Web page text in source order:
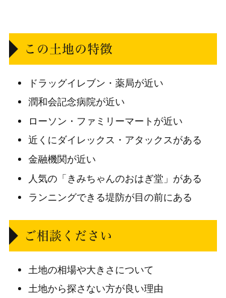
この土地の特徴
ドラッグイレブン・薬局が近い
潤和会記念病院が近い
ローソン・ファミリーマートが近い
近くにダイレックス・アタックスがある
金融機関が近い
人気の「きみちゃんのおはぎ堂」がある
ランニングできる堤防が目の前にある
ご相談ください
土地の相場や大きさについて
土地から探さない方が良い理由